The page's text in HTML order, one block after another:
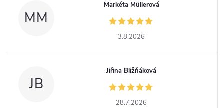
MM
Markéta Müllerová
3.8.2026
JB
Jiřina Bližňáková
28.7.2026